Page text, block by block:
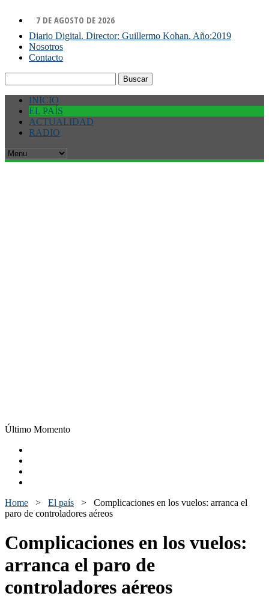
7 DE AGOSTO DE 2026
Diario Digital. Director: Guillermo Kohan. Año:2019
Nosotros
Contacto
INICIO
EL PAÍS
ACTUALIDAD
RADIO
Último Momento
Home > El país > Complicaciones en los vuelos: arranca el
paro de controladores aéreos
Complicaciones en los vuelos:
arranca el paro de
controladores aéreos